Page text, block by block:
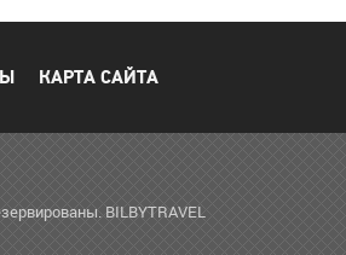
КАРТА САЙТА
BILBYTRAVEL